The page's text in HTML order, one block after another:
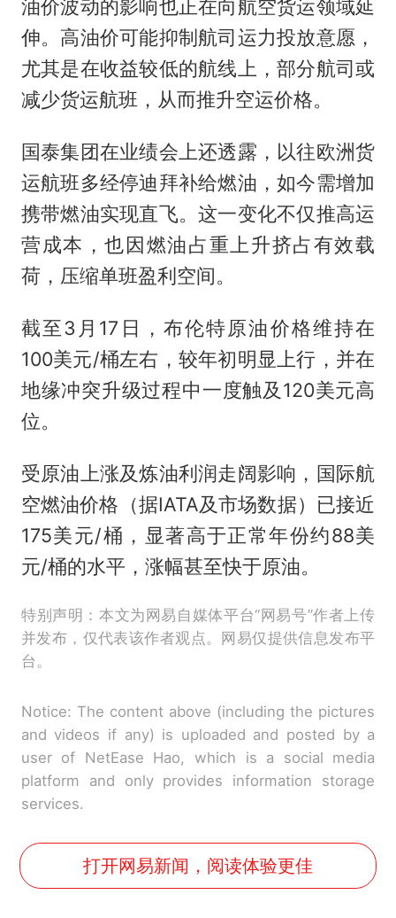
油价波动的影响也正在向航空货运领域延
伸。高油价可能抑制航司运力投放意愿，
尤其是在收益较低的航线上，部分航司或
减少货运航班，从而推升空运价格。
国泰集团在业绩会上还透露，以往欧洲货
运航班多经停迪拜补给燃油，如今需增加
携带燃油实现直飞。这一变化不仅推高运
营成本，也因燃油占重上升挤占有效载
荷，压缩单班盈利空间。
截至3月17日，布伦特原油价格维持在
100美元/桶左右，较年初明显上行，并在
地缘冲突升级过程中一度触及120美元高
位。
受原油上涨及炼油利润走阔影响，国际航
空燃油价格（据IATA及市场数据）已接近
175美元/桶，显著高于正常年份约88美
元/桶的水平，涨幅甚至快于原油。
特别声明：本文为网易自媒体平台“网易号”作者上传
并发布，仅代表该作者观点。网易仅提供信息发布平
台。
Notice: The content above (including the pictures
and videos if any) is uploaded and posted by a
user of NetEase Hao, which is a social media
platform and only provides information storage
services.
打开网易新闻，阅读体验更佳